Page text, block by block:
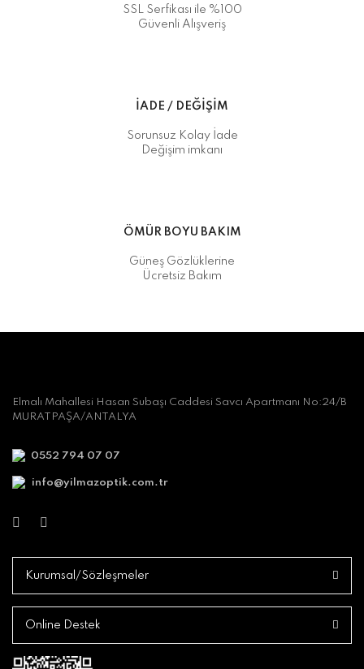
SSL Serfikası ile %100
Güvenli Alışveriş
İADE / DEĞİŞİM
Sorunsuz Kolay İade
Değişim imkanı
ÖMÜR BOYU BAKIM
Güneş Gözlüklerine
Ücretsiz Bakım
Elmalı Mahallesi Hasan Subaşı Caddesi Savcı Apartmanı No:24/B
MURATPAŞA/ANTALYA
0552 794 07 07
info@yilmazoptik.com.tr
Kurumsal/Sözleşmeler
Online Destek